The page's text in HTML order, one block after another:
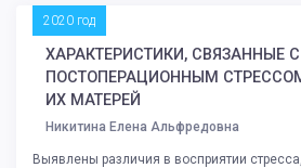
2020 год
ХАРАКТЕРИСТИКИ, СВЯЗАННЫЕ
ПОСТОПЕРАЦИОННЫМ
ИХ МАТЕРЕЙ
Никитина Елена Альфредовна
Выявлены различия в восприятии